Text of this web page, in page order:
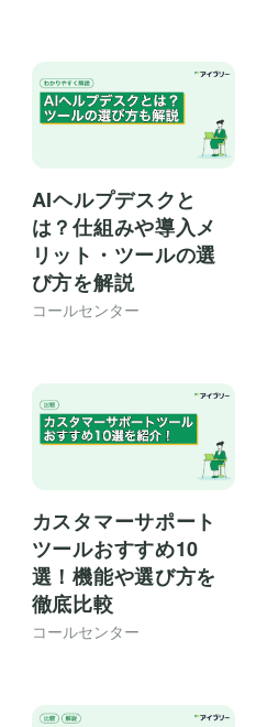
AIヘルプデスクと
は？仕組みや導入メ
リット・ツールの選
び方を解説
コールセンター
カスタマーサポート
ツールおすすめ10
選！機能や選び方を
徹底比較
コールセンター